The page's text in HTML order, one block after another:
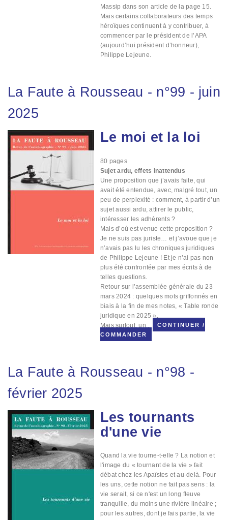
Massip dans son article de la page 15.
Mais certains collaborateurs des temps
héroïques continuent à y contribuer, à
commencer par le président de l’APA
(aujourd’hui président d’honneur),
Philippe Lejeune.
La Faute à Rousseau - n°99 - juin
2025
Image Le moi et la loi
80 pages
Sujet ardu, effets inattendus
Une proposition que j’avais faite, qui
avait été entendue, avec, malgré tout, un
peu de perplexité : comment, à partir d’un
sujet aussi ardu, attirer le public,
intéresser les adhérents ?
Mais d’où est venue cette proposition ?
Je ne suis pas juriste… et j’avoue que je
n’avais pas lu les chroniques juridiques
de Philippe Lejeune ! Et je n’ai pas non
plus été confrontée par mes écrits à de
telles questions.
Retour sur l’assemblée générale du 23
mars 2024 : quelques mots griffonnés en
biais à la fin de mes notes, « Table ronde
juridique en 2025 ».
Mais surtout, un...
CONTINUER /
COMMANDER
La Faute à Rousseau - n°98 -
février 2025
Image
Les tournants
d'une vie
Quand la vie tourne-t-elle ? La notion et
l'image du « tournant de la vie » fait
débat chez les Apaïstes et au-delà. Pour
les uns, cette notion ne fait pas sens : la
vie serait, si ce n'est un long fleuve
tranquille, du moins une rivière linéaire ;
pour les autres, dont je fais partie, la vie